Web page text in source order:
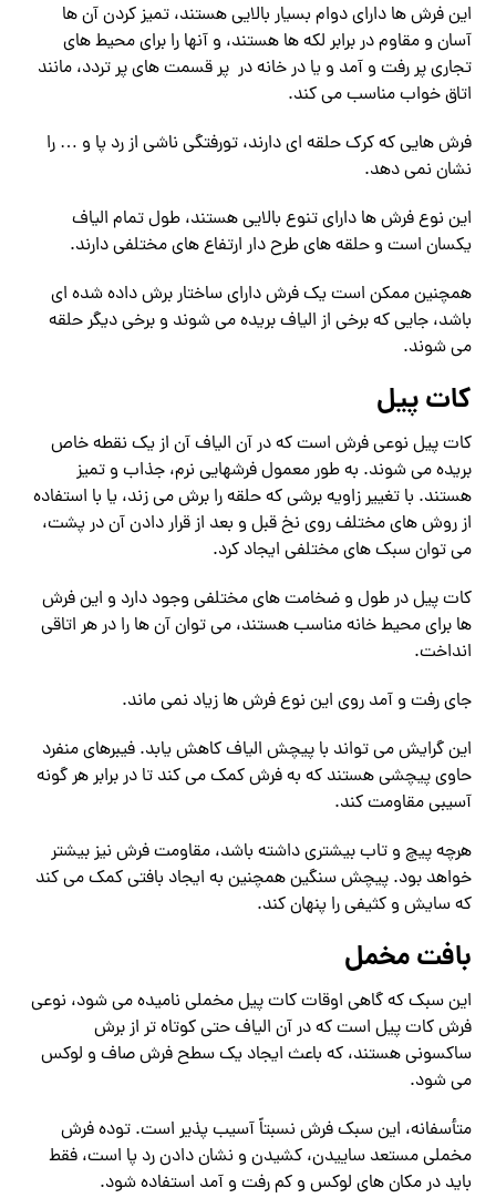
این فرش ها دارای دوام بسیار بالایی هستند، تمیز کردن آن ها
آسان و مقاوم در برابر لکه ها هستند، و آنها را برای محیط های
تجاری پر رفت و آمد و یا در خانه در پر قسمت های پر تردد، مانند
اتاق خواب مناسب می کند.
فرش هایی که کرک حلقه ای دارند، تورفتگی ناشی از رد پا و … را
نشان نمی دهد.
این نوع فرش ها دارای تنوع بالایی هستند، طول تمام الیاف
یکسان است و حلقه های طرح دار ارتفاع های مختلفی دارند.
همچنین ممکن است یک فرش دارای ساختار برش داده شده ای
باشد، جایی که برخی از الیاف بریده می شوند و برخی دیگر حلقه
می شوند.
کات پیل
کات پیل نوعی فرش است که در آن الیاف آن از یک نقطه خاص
بریده می شوند. به طور معمول فرشهایی نرم، جذاب و تمیز
هستند. با تغییر زاویه برشی که حلقه را برش می زند، یا با استفاده
از روش های مختلف روی نخ قبل و بعد از قرار دادن آن در پشت،
می توان سبک های مختلفی ایجاد کرد.
کات پیل در طول و ضخامت های مختلفی وجود دارد و این فرش
ها برای محیط خانه مناسب هستند، می توان آن ها را در هر اتاقی
انداخت.
جای رفت و آمد روی این نوع فرش ها زیاد نمی ماند.
این گرایش می تواند با پیچش الیاف کاهش یابد. فیبرهای منفرد
حاوی پیچشی هستند که به فرش کمک می کند تا در برابر هر گونه
آسیبی مقاومت کند.
هرچه پیچ و تاب بیشتری داشته باشد، مقاومت فرش نیز بیشتر
خواهد بود. پیچش سنگین همچنین به ایجاد بافتی کمک می کند
که سایش و کثیفی را پنهان کند.
بافت مخمل
این سبک که گاهی اوقات کات پیل مخملی نامیده می شود، نوعی
فرش کات پیل است که در آن الیاف حتی کوتاه تر از برش
ساکسونی هستند، که باعث ایجاد یک سطح فرش صاف و لوکس
می شود.
متأسفانه، این سبک فرش نسبتاً آسیب پذیر است. توده فرش
مخملی مستعد ساییدن، کشیدن و نشان دادن رد پا است، فقط
باید در مکان های لوکس و کم رفت و آمد استفاده شود.